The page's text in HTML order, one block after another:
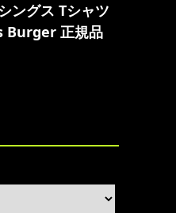
ングス Tシャツ
正規品